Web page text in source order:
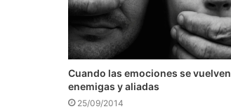
Cuando las emociones se vuelven
enemigas y aliadas
25/09/2014